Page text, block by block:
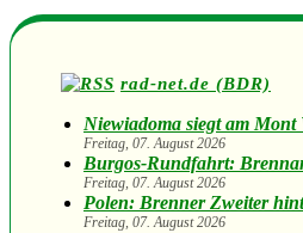
rad-net.de (BDR)
Niewiadoma siegt am
Freitag, 07. August 2026
Burgos-Rundfahrt:
Freitag, 07. August 2026
Polen: Brenner Zweiter
Freitag, 07. August 2026